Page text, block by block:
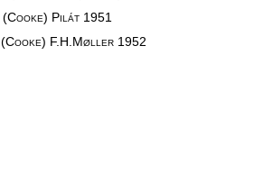
(Cooke) Pilát 1951
(Cooke) F.H.Møller 1952